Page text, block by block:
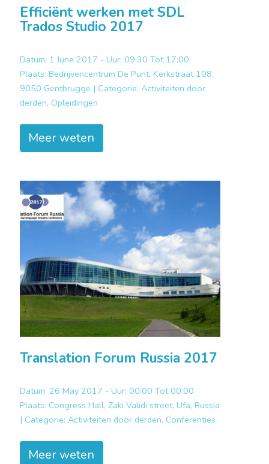
Efficiënt werken met SDL
Trados Studio 2017
Datum: 1 June 2017 - Uur: 09:30 Tot 17:00
Plaats: Bedrijvencentrum De Punt, Kerkstraat 108,
9050 Gentbrugge | Categorie: Activiteiten door
derden, Opleidingen
Meer weten
Translation Forum Russia 2017
Datum: 26 May 2017 - Uur: 00:00 Tot 00:00
Plaats: Congress Hall, Zaki Validi street, Ufa, Russia
| Categorie: Activiteiten door derden, Conferenties
Meer weten